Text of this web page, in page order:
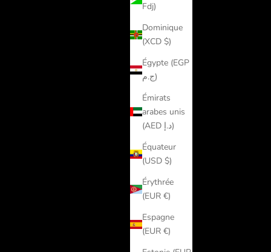
Fdj)
Dominique
(XCD $)
Égypte (EGP
ج.م)
Émirats
arabes unis
(AED د.إ)
Équateur
(USD $)
Érythrée
(EUR €)
Espagne
(EUR €)